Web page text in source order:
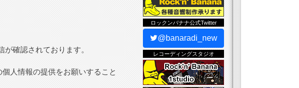
が確認されております。
人情報の提供をお願いすること
ロックンバナナ公式Twitter
@banaradi_new
レコーディングスタジオ